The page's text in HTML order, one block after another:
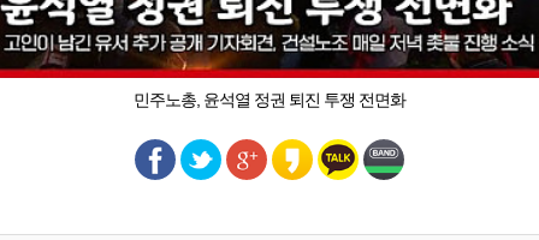
민주노총, 윤석열 정권 퇴진 투쟁 전면화